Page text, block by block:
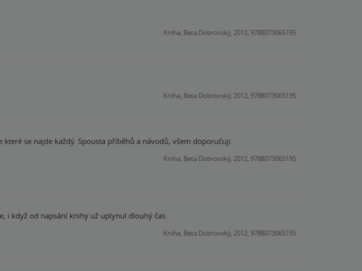
Kniha, Beta Dobrovský, 2012, 9788073065195
Kniha, Beta Dobrovský, 2012, 9788073065195
se najde každý. Spousta příběhů a návodů, všem doporučuji.
Kniha, Beta Dobrovský, 2012, 9788073065195
i když od napsání knihy už uplynul dlouhý čas.
Kniha, Beta Dobrovský, 2012, 9788073065195